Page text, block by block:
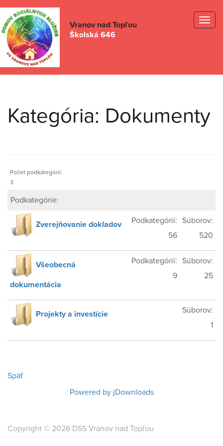
Vranov nad Topľou
Školská 646
Kategória: Dokumenty
Počet podkategórií:
3
Podkategórie:
Zverejňovanie dokladov
Podkategórií:
56
Súborov:
520
Všeobecná
dokumentácia
Podkategórií:
9
Súborov:
25
Projekty a investície
Súborov:
1
Späť
Powered by jDownloads
Copyright © 2026 DSS Vranov nad Topľou